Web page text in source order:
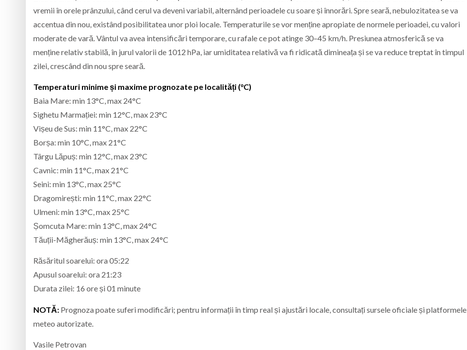
vremii în orele prânzului, când cerul va deveni variabil, alternând perioadele cu soare și înnorări. Spre seară, nebulozitatea se va
accentua din nou, existând posibilitatea unor ploi locale. Temperaturile se vor menține apropiate de normele perioadei, cu valori
moderate de vară. Vântul va avea intensificări temporare, cu rafale ce pot atinge 30–45 km/h. Presiunea atmosferică se va
menține relativ stabilă, în jurul valorii de 1012 hPa, iar umiditatea relativă va fi ridicată dimineața și se va reduce treptat în timpul
zilei, crescând din nou spre seară.
Temperaturi minime și maxime prognozate pe localități (°C)
Baia Mare: min 13°C, max 24°C
Sighetu Marmației: min 12°C, max 23°C
Vișeu de Sus: min 11°C, max 22°C
Borșa: min 10°C, max 21°C
Târgu Lăpuș: min 12°C, max 23°C
Cavnic: min 11°C, max 21°C
Seini: min 13°C, max 25°C
Dragomirești: min 11°C, max 22°C
Ulmeni: min 13°C, max 25°C
Șomcuta Mare: min 13°C, max 24°C
Tăuții-Măgherăuș: min 13°C, max 24°C
Răsăritul soarelui: ora 05:22
Apusul soarelui: ora 21:23
Durata zilei: 16 ore și 01 minute
NOTĂ: Prognoza poate suferi modificări; pentru informații în timp real și ajustări locale, consultați sursele oficiale și platformele
meteo autorizate.
Vasile Petrovan